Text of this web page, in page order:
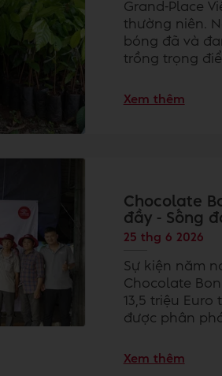
Grand-Place
thường niên.
bóng đã và
trồng trọng
Xem thêm
Chocolate
đầy - Sống
25 thg 6 2026
Sự kiện năm
Chocolate
13,5 triệu
được phân
Xem thêm